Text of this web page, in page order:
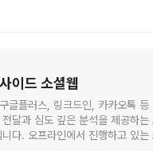
이드 소셜웹
글플러스, 링크드인, 카카오톡 등
달과 심도 깊은 분석을 제공하는
다. 오프라인에서 진행하고 있는